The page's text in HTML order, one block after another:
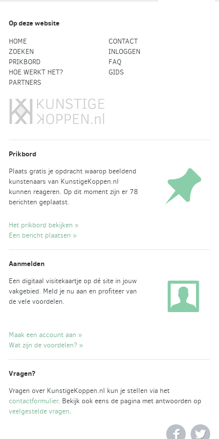
Op deze website
HOME
CONTACT
ZOEKEN
INLOGGEN
PRIKBORD
FAQ
HOE WERKT HET?
GIDS
PARTNERS
Prikbord
Plaats gratis je opdracht waarop beeldend
kunstenaars van KunstigeKoppen.nl
kunnen reageren. Op dit moment zijn er 78
berichten geplaatst.
Het prikbord bekijken »
Een bericht plaatsen »
Aanmelden
Een digitaal visitekaartje op dé site in jouw
vakgebied. Meld je nu aan en profiteer van
de vele voordelen.
Maak een account aan »
Wat zijn de voordelen? »
Vragen?
Vragen over KunstigeKoppen.nl kun je stellen via het
contactformulier. Bekijk ook eens de pagina met antwoorden op
veelgestelde vragen.